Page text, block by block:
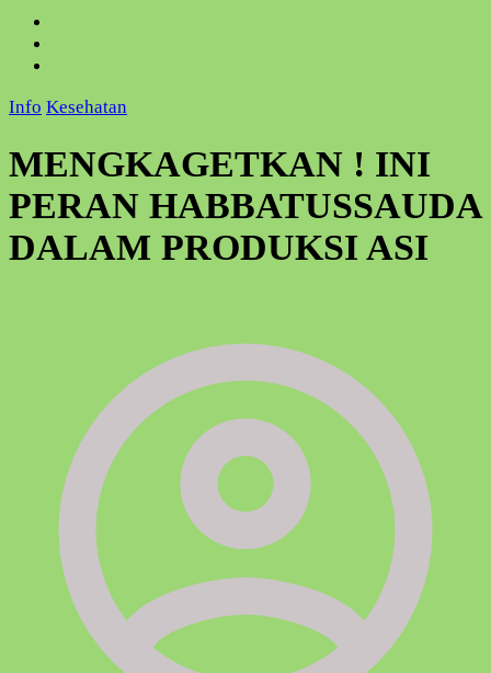
Info Kesehatan
MENGKAGETKAN ! INI
PERAN HABBATUSSAUDA
DALAM PRODUKSI ASI